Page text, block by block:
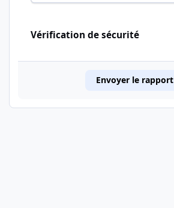
Vérification de sécurité
Envoyer le rapport